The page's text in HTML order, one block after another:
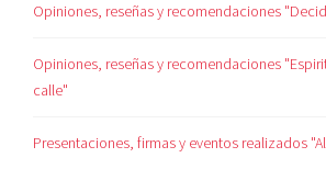
Opiniones, reseñas y recomendaciones
Opiniones, reseñas y recomendaciones
calle"
Presentaciones, firmas y eventos realizados